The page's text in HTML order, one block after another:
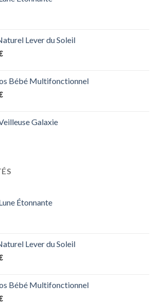
Lever du Soleil
Bébé Multifonctionnel
Galaxie
Étonnante
Lever du Soleil
Bébé Multifonctionnel